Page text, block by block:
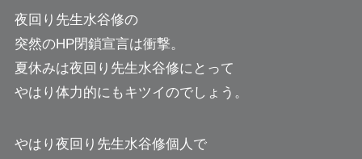
夜回り先生水谷修の
突然のHP閉鎖宣言は衝撃。
夏休みは夜回り先生水谷修にとって
やはり体力的にもキツイのでしょう。
やはり夜回り先生水谷修個人で